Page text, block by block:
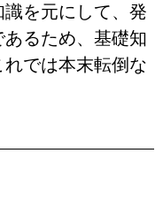
を元にして、発
るため、基礎知
では本末転倒な